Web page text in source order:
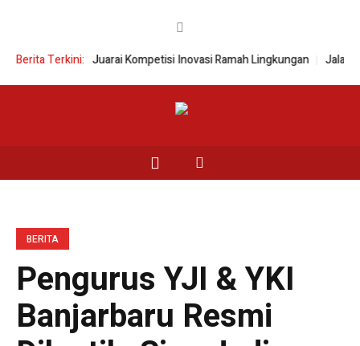
Berita Terkini:Juarai Kompetisi Inovasi Ramah Lingkungan Jalan Baru,
BERITA
Pengurus YJI & YKI
Banjarbaru Resmi